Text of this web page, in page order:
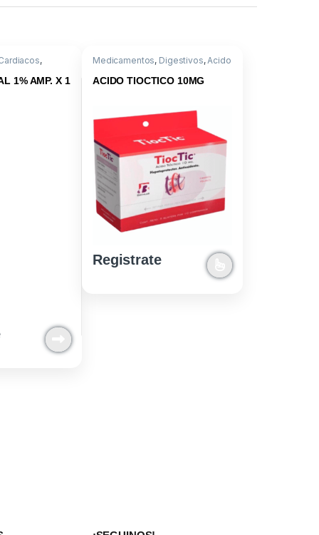
,
1% AMP. X 1
Medicamentos, Digestivos,Acido
ACIDO TIOCTICO 10MG
Registrate